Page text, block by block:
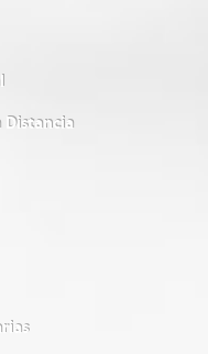
Distancia